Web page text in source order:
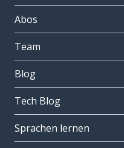
Abos
Team
Blog
Tech Blog
Sprachen lernen